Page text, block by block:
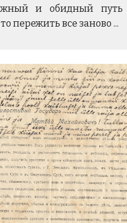
и обидный путь
пережить все заново ...